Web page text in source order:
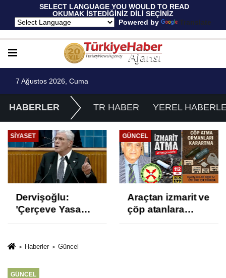
SELECT LANGUAGE YOU WOULD TO READ
OKUMAK İSTEDİĞİNİZ DİLİ SEÇİNİZ
Powered by
Translate
7 Ağustos 2026, Cuma
HABERLER TR HABER YEREL
SIYASET
Dervişoğlu:
'Çerçeve Yasa
Çözüm Değil,
ve İhanet
GÜNCEL
Araçtan izmarit ve
çöp atanlara
uyarı: Trafiğin
Haberler Güncel
GÜNCEL